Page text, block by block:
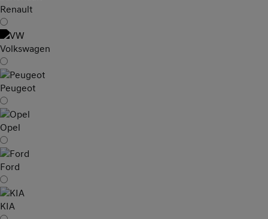
Renault
Volkswagen
Peugeot
Opel
Ford
KIA